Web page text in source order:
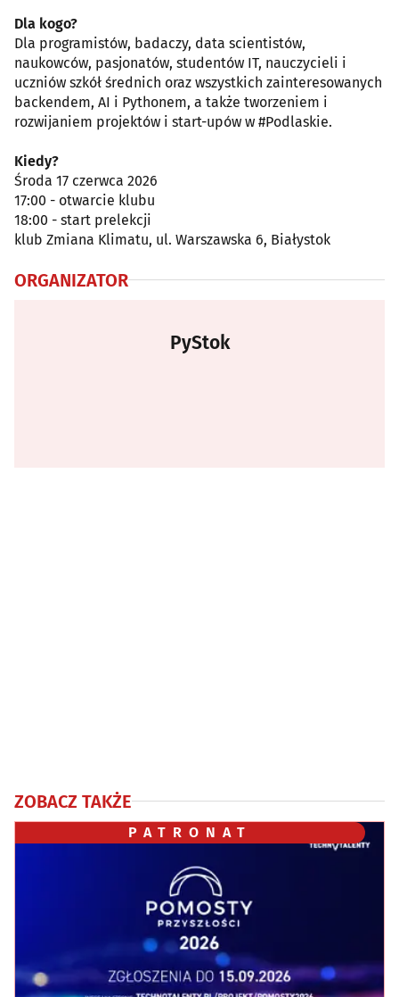
Dla kogo?
Dla programistów, badaczy, data scientistów,
naukowców, pasjonatów, studentów IT, nauczycieli i
uczniów szkół średnich oraz wszystkich zainteresowanych
backendem, AI i Pythonem, a także tworzeniem i
rozwijaniem projektów i start-upów w #Podlaskie.
Kiedy?
Środa 17 czerwca 2026
17:00 - otwarcie klubu
18:00 - start prelekcji
klub Zmiana Klimatu, ul. Warszawska 6, Białystok
ORGANIZATOR
PyStok
ZOBACZ TAKŻE
PATRONAT